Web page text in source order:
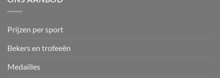
Prijzen per sport
Bekers en trofeeën
Medailles